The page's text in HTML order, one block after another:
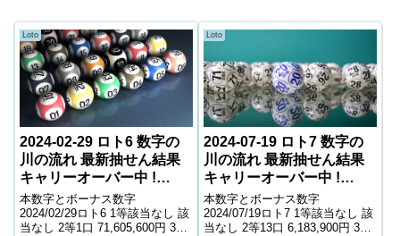
Loto
2024-02-29 ロト6 数字の
川の流れ 最新抽せん結果
キャリーオーバー中 !
238,677,746円
本数字とボーナス数字
2024/02/29ロト6 1等該当なし 該
当なし 2等1口 71,605,600円 3等
Loto
2024-07-19 ロト7 数字の
川の流れ 最新抽せん結果
キャリーオーバー中 !
1,955,353,800円
本数字とボーナス数字
2024/07/19ロト7 1等該当なし 該
当なし 2等13口 6,183,900円 3等